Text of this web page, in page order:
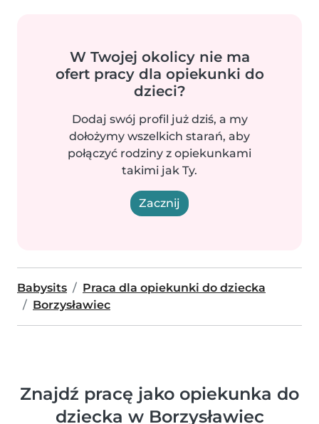
W Twojej okolicy nie ma
ofert pracy dla opiekunki do
dzieci?
Dodaj swój profil już dziś, a my
dołożymy wszelkich starań, aby
połączyć rodziny z opiekunkami
takimi jak Ty.
Zacznij
Babysits
Praca dla opiekunki do dziecka
Borzysławiec
Znajdź pracę jako opiekunka do
dziecka w Borzysławiec